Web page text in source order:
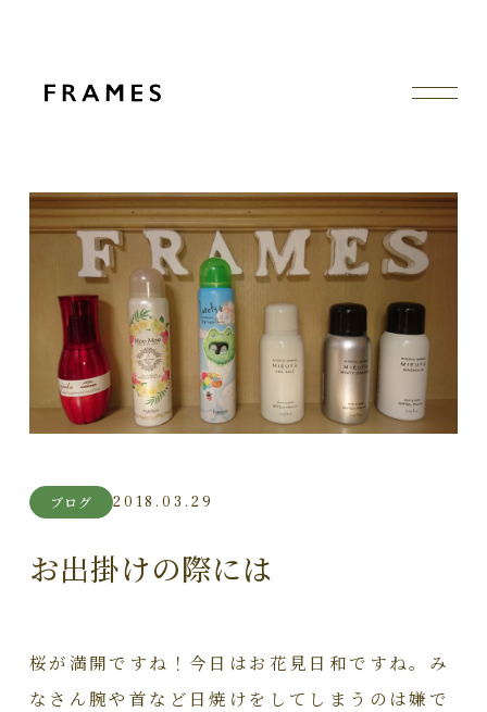
ブログ 2018.03.29
お出掛けの際には
桜が満開ですね！今日はお花見日和ですね。み
なさん腕や首など日焼けをしてしまうのは嫌で